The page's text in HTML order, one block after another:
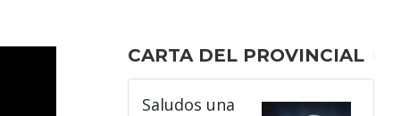
CARTA DEL PROVINCIAL
Saludos una